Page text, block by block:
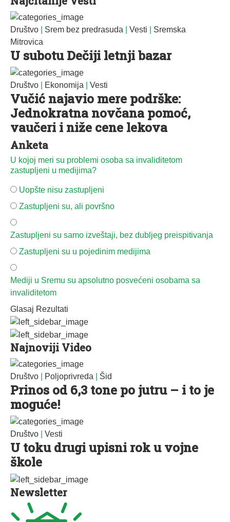
Društvo Srem bez predrasuda Vesti
Sremska
Mitrovica
U subotu Dečiji letnji bazar
Društvo Ekonomija Vesti
Vučić najavio mere podrške:
Jednokratna novčana pomoć,
vaučeri i niže cene lekova
Anketa
U kojoj meri su problemi osoba sa invaliditetom
zastupljeni u medijima?
Uopšte nisu zastupljeni
Zastupljeni su, ali površno
Zastupljeni su samo izveštaji, bez dubljeg preispitivanja
Zastupljeni su u pojedinim medijima
Mediji u Sremu su apsolutno posvećeni osobama sa
invaliditetom
Glasaj Rezultati
Najnoviji Video
Društvo Poljoprivreda Šid
Prinos od 6,3 tone po jutru – i to je
moguće!
Društvo Vesti
U toku drugi upisni rok u vojne
škole
Newsletter